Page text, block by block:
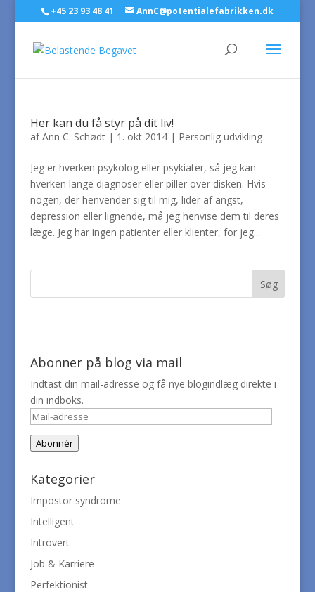
+45 23 93 48 41 AnnC@potentialefabrikken.dk
Her kan du få styr på dit liv!
afAnn C. Schødt| 1. okt 2014| Personlig udvikling
Jeg er hverken psykolog eller psykiater, så jeg kan
hverken lange diagnoser eller piller over disken. Hvis
nogen, der henvender sig til mig, lider af angst,
depression eller lignende, må jeg henvise dem til deres
læge. Jeg har ingen patienter eller klienter, for jeg...
Abonner på blog via mail
Indtast din mail-adresse og få nye blogindlæg direkte i
din indboks.
Mail-
adresse
Abonnér
Kategorier
Impostor syndrome
Intelligent
Introvert
Job & Karriere
Perfektionist